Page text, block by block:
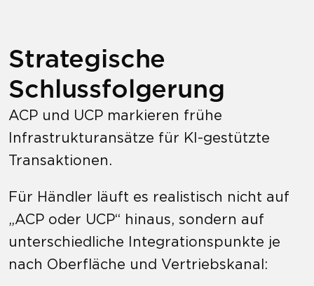
Strategische
Schlussfolgerung
ACP und UCP markieren frühe
Infrastrukturansätze für KI-gestützte
Transaktionen.
Für Händler läuft es realistisch nicht auf
„ACP oder UCP“ hinaus, sondern auf
unterschiedliche Integrationspunkte je
nach Oberfläche und Vertriebskanal: